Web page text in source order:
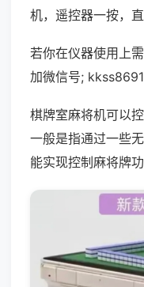
机，遥控器一按，
若你在仪器使用上
加微信号; kkss8691
棋牌室麻将机可以
一般是指通过一些
能实现控制麻将牌